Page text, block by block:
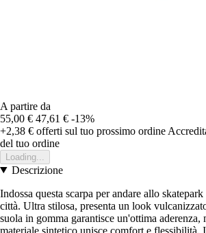
A partire da
55,00 € 47,61 € -13%
+2,38 € offerti sul tuo prossimo ordine
del tuo ordine
Loading...
Descrizione
Indossa questa scarpa per andare allo
città. Ultra stilosa, presenta un look
suola in gomma garantisce un'ottima aderenza,
materiale sintetico unisce comfort e flessibilità.